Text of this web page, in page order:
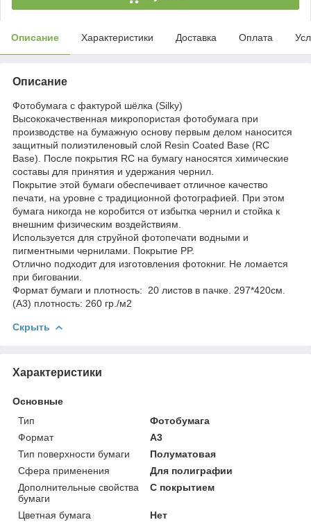
Описание Характеристики Доставка Оплата
Описание
Фотобумага с фактурой шёлка (Silky)
Высококачественная микропористая фотобумага при
производстве на бумажную основу первым делом наносится
защитный полиэтиленовый слой Resin Coated Base (RC
Base). После покрытия RC на бумагу наносятся химические
составы для принятия и удержания чернил.
Покрытие этой бумаги обеспечивает отличное качество
печати, на уровне с традиционной фотографией. При этом
бумага никогда не коробится от избытка чернил и стойка к
внешним физическим воздействиям.
Используется для струйной фотопечати водными и
пигментными чернилами. Покрытие PP.
Отлично подходит для изготовления фотокниг. Не ломается
при биговании.
Формат бумаги и плотность: 20 листов в пачке. 297*420см.
(А3) плотность: 260 гр./м2
Скрыть
Характеристики
Основные
Тип
Фотобумага
Формат
A3
Тип поверхности бумаги
Полуматовая
Сфера применения
Для полиграфии
Дополнительные свойства
бумаги
С покрытием
Цветная бумага
Нет